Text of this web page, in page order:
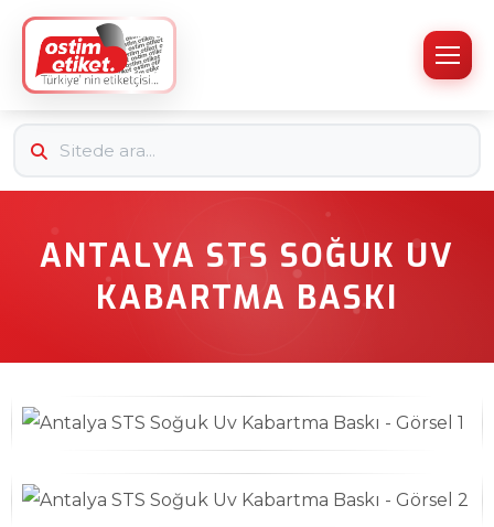
ANTALYA STS SOĞUK UV
KABARTMA BASKI